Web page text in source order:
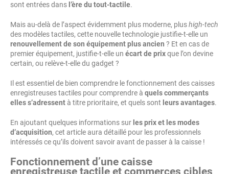
sont entrées dans l’ère du tout-tactile.
Mais au-delà de l’aspect évidemment plus moderne, plushigh-tech
des modèles tactiles, cette nouvelle technologie justifie-t-elle un
renouvellement de son équipement plus ancien ? Et en cas de
premier équipement, justifie-t-elle un écart de prixque l’on devine
certain, ou relève-t-elle du gadget ?
Il est essentiel de bien comprendre le fonctionnement des caisses
enregistreuses tactiles pour comprendre à quels commerçants
elles s’adressentà titre prioritaire, et quels sont leurs avantages.
En ajoutant quelques informations sur les prix et les modes
d’acquisition, cet article aura détaillé pour les professionnels
intéressés ce qu’ils doivent savoir avant de passer à la caisse !
Fonctionnement d’une caisse
enregistreuse tactile et commerces cibles